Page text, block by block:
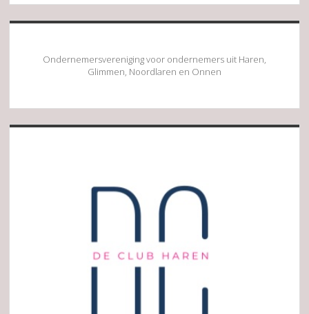
Ondernemersvereniging voor ondernemers uit Haren,
Glimmen, Noordlaren en Onnen